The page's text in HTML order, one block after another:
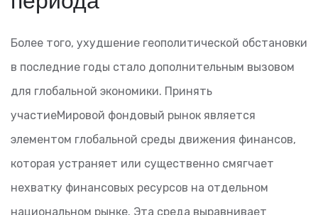
Более того, ухудшение геополитической обстановки
в последние годы стало дополнительным вызовом
для глобальной экономики. Принять
участиеМировой фондовый рынок является
элементом глобальной среды движения финансов,
которая устраняет или существенно смягчает
нехватку финансовых ресурсов на отдельном
национальном рынке. Эта среда выравнивает